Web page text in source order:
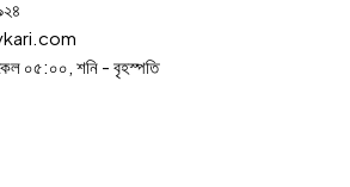
০৫:০০, শনি - বৃহস্পতি